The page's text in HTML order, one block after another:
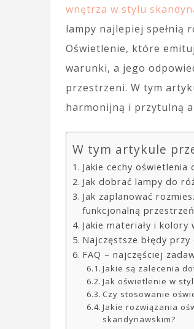
wnętrza w stylu
lampy najlepiej spełnią
Oświetlenie, które
warunki, a jego
przestrzeni. W tym
harmonijną i przytulną
W tym artykule
Jakie cechy oświetlenia
Jak dobrać lampy do
Jak zaplanować
funkcjonalną
Jakie materiały i
Najczęstsze błędy
FAQ – najczęściej
Jakie są zalecenia
Jak oświetlenie w
Czy stosowanie
Jakie rozwiązania
skandynawskim?